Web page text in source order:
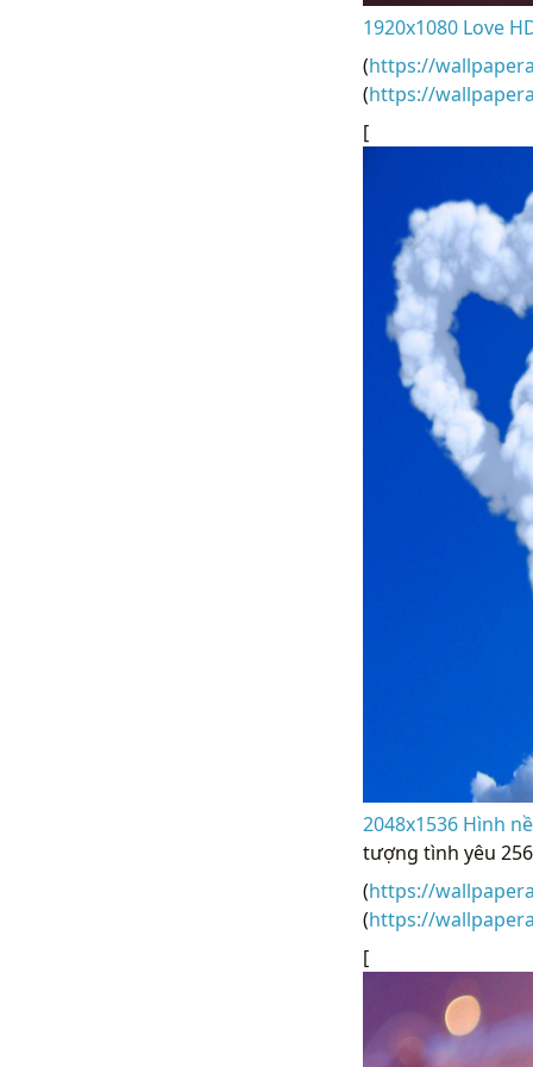
1920x1080 Love
(https://
(https://
[
2048x1536 Hình
tượng tình yêu
(https://
(https://
[